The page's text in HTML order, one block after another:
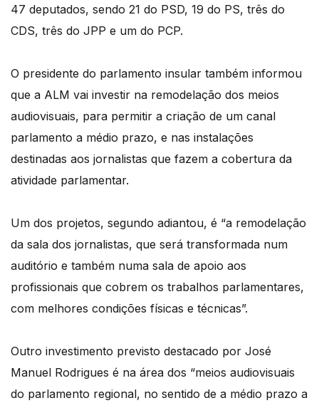
47 deputados, sendo 21 do PSD, 19 do PS, três do
CDS, três do JPP e um do PCP.
O presidente do parlamento insular também informou
que a ALM vai investir na remodelação dos meios
audiovisuais, para permitir a criação de um canal
parlamento a médio prazo, e nas instalações
destinadas aos jornalistas que fazem a cobertura da
atividade parlamentar.
Um dos projetos, segundo adiantou, é “a remodelação
da sala dos jornalistas, que será transformada num
auditório e também numa sala de apoio aos
profissionais que cobrem os trabalhos parlamentares,
com melhores condições físicas e técnicas”.
Outro investimento previsto destacado por José
Manuel Rodrigues é na área dos “meios audiovisuais
do parlamento regional, no sentido de a médio prazo a